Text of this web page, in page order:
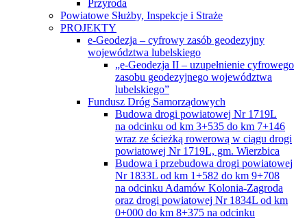
Przyroda
Powiatowe Służby, Inspekcje i Straże
PROJEKTY
e-Geodezja – cyfrowy zasób geodezyjny
województwa lubelskiego
„e-Geodezja II – uzupełnienie cyfrowego
zasobu geodezyjnego województwa
lubelskiego”
Fundusz Dróg Samorządowych
Budowa drogi powiatowej Nr 1719L
na odcinku od km 3+535 do km 7+146
wraz ze ścieżką rowerową w ciągu drogi
powiatowej Nr 1719L, gm. Wierzbica
Budowa i przebudowa drogi powiatowej
Nr 1833L od km 1+582 do km 9+708
na odcinku Adamów Kolonia-Zagroda
oraz drogi powiatowej Nr 1834L od km
0+000 do km 8+375 na odcinku